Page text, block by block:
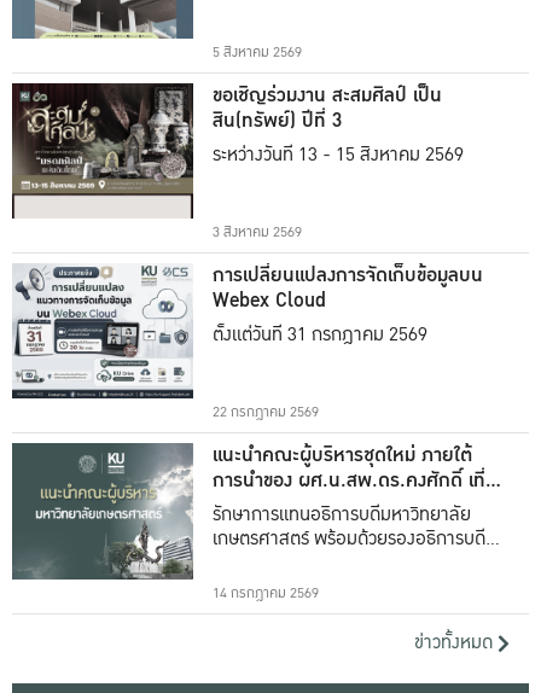
5 สิงหาคม 2569
ขอเชิญร่วมงาน สะสมศิลป์ เป็น
สิน(ทรัพย์) ปีที่ 3
ระหว่างวันที่ 13 - 15 สิงหาคม 2569
3 สิงหาคม 2569
การเปลี่ยนแปลงการจัดเก็บข้อมูลบน
Webex Cloud
ตั้งแต่วันที่ 31 กรกฎาคม 2569
22 กรกฎาคม 2569
แนะนำคณะผู้บริหารชุดใหม่ ภายใต้
การนำของ ผศ.น.สพ.ดร.คงศักดิ์ เที่ยง
ธรรม
รักษาการแทนอธิการบดีมหาวิทยาลัย
เกษตรศาสตร์ พร้อมด้วยรองอธิการบดีทั้ง
14 กรกฎาคม 2569
ข่าวทั้งหมด